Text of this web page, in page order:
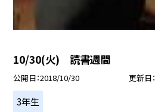
10/30(火) 読書週間
公開日 2018/10/30 更新日
3年生